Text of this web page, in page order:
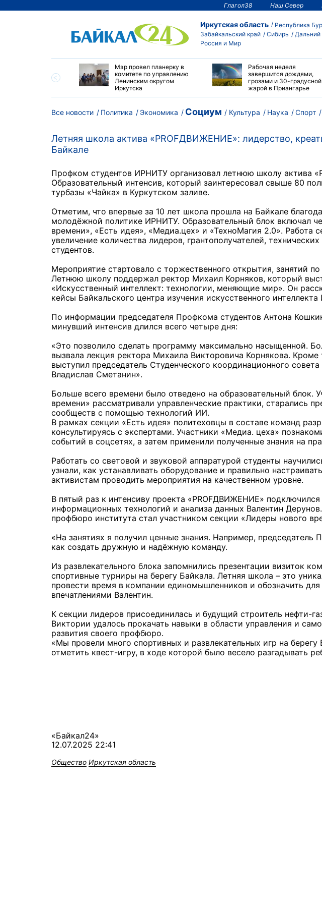
Глагол38 Наш Север
Иркутская область
Республика
Забайкальский край
Сибирь Дальний
Россия и Мир
сделать
Мэр провел планерку в
комитете по управлению
Ленинским округом
Иркутска
Рабочая неделя
завершится дождями,
грозами и 30-градусной
жарой в Приангарье
Все новости Политика Экономика Социум Культура Наука Спорт
Летняя школа актива «PROFДВИЖЕНИЕ»: лидерство,
Байкале
Профком студентов ИРНИТУ организовал летнюю школу актива
Образовательный интенсив, который заинтересовал свыше 80
турбазы «Чайка» в Куркутском заливе.
Отметим, что впервые за 10 лет школа прошла на Байкале
молодёжной политике ИРНИТУ. Образовательный блок включал
времени», «Есть идея», «Медиа.цех» и «ТехноМагия 2.0». Работа
увеличение количества лидеров, грантополучателей,
студентов.
Мероприятие стартовало с торжественного открытия, занятий
Летнюю школу поддержал ректор Михаил Корняков, который
«Искусственный интеллект: технологии, меняющие мир». Он
кейсы Байкальского центра изучения искусственного
По информации председателя Профкома студентов Антона
минувший интенсив длился всего четыре дня:
«Это позволило сделать программу максимально насыщенной.
вызвала лекция ректора Михаила Викторовича Корнякова.
выступил председатель Студенческого координационного
Владислав Сметанин».
Больше всего времени было отведено на образовательный блок.
времени» рассматривали управленческие практики, старались
сообществ с помощью технологий ИИ.
В рамках секции «Есть идея» политеховцы в составе команд
консультируясь с экспертами. Участники «Медиа. цеха»
событий в соцсетях, а затем применили полученные знания на
Работать со световой и звуковой аппаратурой студенты
узнали, как устанавливать оборудование и правильно
активистам проводить мероприятия на качественном уровне.
В пятый раз к интенсиву проекта «PROFДВИЖЕНИЕ»
информационных технологий и анализа данных Валентин
профбюро института стал участником секции «Лидеры нового
«На занятиях я получил ценные знания. Например, председатель
как создать дружную и надёжную команду.
Из развлекательного блока запомнились презентации визиток
спортивные турниры на берегу Байкала. Летняя школа – это
провести время в компании единомышленников и обозначить
впечатлениями Валентин.
К секции лидеров присоединилась и будущий строитель нефти-
Виктории удалось прокачать навыки в области управления и
развития своего профбюро.
«Мы провели много спортивных и развлекательных игр на берегу
отметить квест-игру, в ходе которой было весело разгадывать
«Байкал24»
12.07.2025 22:41
Общество Иркутская область